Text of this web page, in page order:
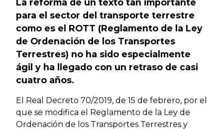
La reforma de un texto tan importante
para el sector del transporte terrestre
como es el ROTT (Reglamento de la Ley
de Ordenación de los Transportes
Terrestres) no ha sido especialmente
ágil y ha llegado con un retraso de casi
cuatro años.
El Real Decreto 70/2019, de 15 de febrero, por el
que se modifica el Reglamento de la Ley de
Ordenación de los Transportes Terrestres y